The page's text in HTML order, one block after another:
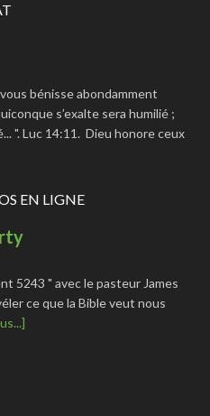
bénisse abondamment
s’exalte sera humilié ;
". Luc 14:11. Dieu honore ceux
EN LIGNE
5243 " avec le pasteur James
ce que la Bible veut nous